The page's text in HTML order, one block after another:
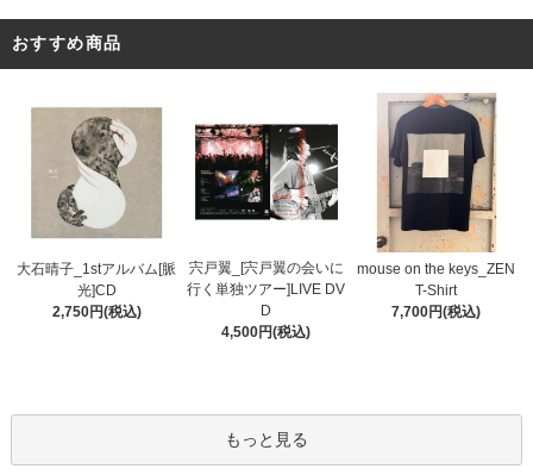
おすすめ商品
大石晴子_1stアルバム[脈
光]CD
2,750円(税込)
宍戸翼_[宍戸翼の会いに
行く単独ツアー]LIVE DV
D
4,500円(税込)
mouse on the keys_ZEN
T-Shirt
7,700円(税込)
もっと見る